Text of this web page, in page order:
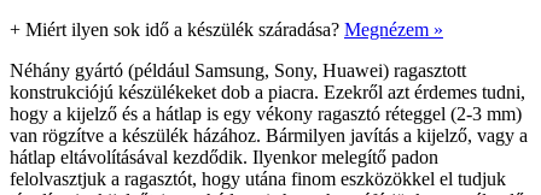
+ Miért ilyen sok idő a készülék száradása? Megnézem »
Néhány gyártó (például Samsung, Sony, Huawei) ragasztott
konstrukciójú készülékeket dob a piacra. Ezekről azt érdemes tudni,
hogy a kijelző és a hátlap is egy vékony ragasztó réteggel (2-3 mm)
van rögzítve a készülék házához. Bármilyen javítás a kijelző, vagy a
hátlap eltávolításával kezdődik. Ilyenkor melegítő padon
felolvasztjuk a ragasztót, hogy utána finom eszközökkel el tudjuk